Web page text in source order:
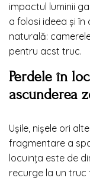
impactul luminii
a folosi ideea și
naturală:
pentru acst truc.
Perdele în
ascunderea
Ușile, nișele ori
fragmentare a
locuința este de
recurge la un